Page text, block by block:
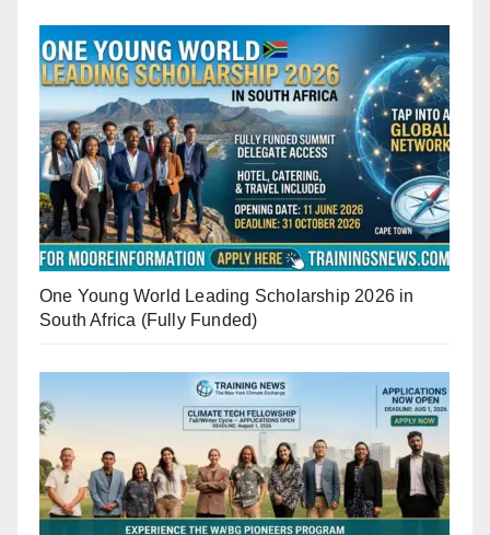
One Young World Leading Scholarship 2026 in
South Africa (Fully Funded)